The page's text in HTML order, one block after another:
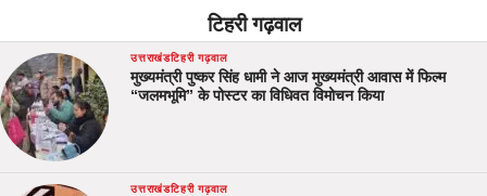
टिहरी गढ़वाल
उत्तराखंडटिहरी गढ़वाल
मुख्यमंत्री पुष्कर सिंह धामी ने आज मुख्यमंत्री आवास में फिल्म
“जलमभूमि” के पोस्टर का विधिवत विमोचन किया
उत्तराखंडटिहरी गढ़वाल